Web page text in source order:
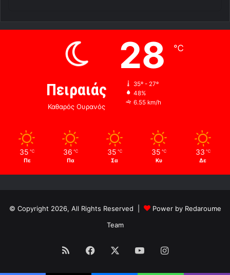
Πειραιάς
Καθαρός Ουρανός
28 ℃
35º - 27º
48%
6.55 km/h
35 ℃
Πε
36 ℃
Πα
35 ℃
Σα
35 ℃
Κυ
33 ℃
Δε
© Copyright 2026, All Rights Reserved |
Power by Redaroume
Team
RSS Facebook YouTubeInstagram